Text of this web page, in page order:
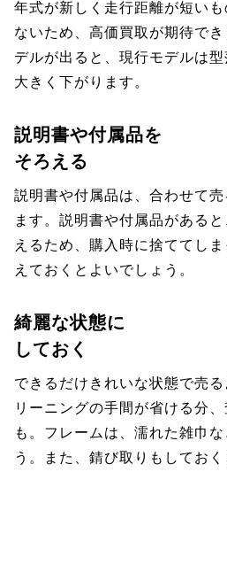
年式が新しく走行距離が短い
ないため、高価買取が期待で
デルが出ると、現行モデルは
大きく下がります。
説明書や付属品を
そろえる
説明書や付属品は、合わせて
ます。説明書や付属品がある
えるため、購入時に捨ててし
えておくとよいでしょう。
綺麗な状態に
しておく
できるだけきれいな状態で売
リーニングの手間が省ける分
も。フレームは、濡れた雑巾
う。また、錆び取りもしておく